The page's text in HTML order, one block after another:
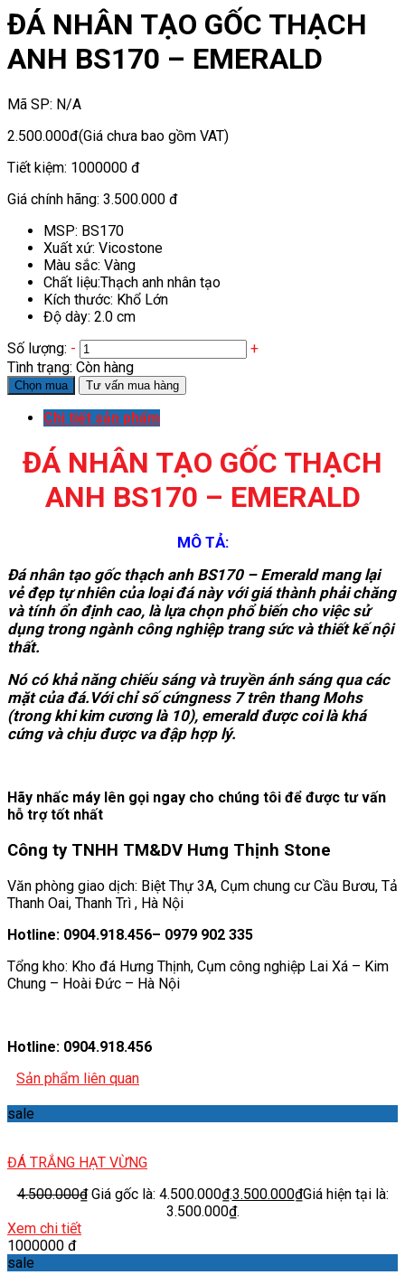
ĐÁ NHÂN TẠO GỐC THẠCH
ANH BS170 – EMERALD
Mã SP: N/A
2.500.000đ(Giá chưa bao gồm VAT)
Tiết kiệm: 1000000 đ
Giá chính hãng: 3.500.000 đ
MSP: BS170
Xuất xứ: Vicostone
Màu sắc: Vàng
Chất liệu:Thạch anh nhân tạo
Kích thước: Khổ Lớn
Độ dày: 2.0 cm
Số lượng: -
+
Tình trạng: Còn hàng
Chọn mua Tư vấn mua hàng
Chi tiết sản phẩm
ĐÁ NHÂN TẠO GỐC THẠCH
ANH BS170 – EMERALD
MÔ TẢ:
Đá nhân tạo gốc thạch anh BS170 – Emerald mang lại
vẻ đẹp tự nhiên của loại đá này với giá thành phải chăng
và tính ổn định cao, là lựa chọn phổ biến cho việc sử
dụng trong ngành công nghiệp trang sức và thiết kế nội
thất.
Nó có khả năng chiếu sáng và truyền ánh sáng qua các
mặt của đá.Với chỉ số cứngness 7 trên thang Mohs
(trong khi kim cương là 10), emerald được coi là khá
cứng và chịu được va đập hợp lý.
Hãy nhấc máy lên gọi ngay cho chúng tôi để được tư vấn
hỗ trợ tốt nhất
Công ty TNHH TM&DV Hưng Thịnh Stone
Văn phòng giao dịch: Biệt Thự 3A, Cụm chung cư Cầu Bươu, Tả
Thanh Oai, Thanh Trì , Hà Nội
Hotline: 0904.918.456– 0979 902 335
Tổng kho: Kho đá Hưng Thịnh, Cụm công nghiệp Lai Xá – Kim
Chung – Hoài Đức – Hà Nội
Hotline: 0904.918.456
Sản phẩm liên quan
sale
ĐÁ TRẮNG HẠT VỪNG
4.500.000₫ Giá gốc là: 4.500.000₫.3.500.000₫Giá hiện tại là:
3.500.000₫.
Xem chi tiết
1000000 đ
sale